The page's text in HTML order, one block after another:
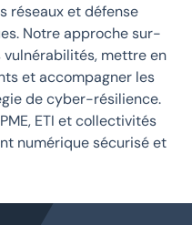
réseaux et défense
Notre approche sur-
mettre en
et accompagner les
de cyber-résilience.
ETI et collectivités
numérique sécurisé et